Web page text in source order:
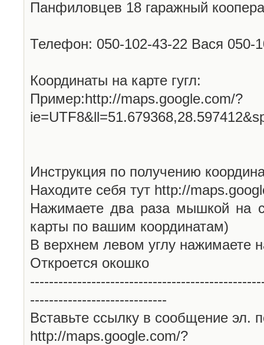
Панфиловцев 18 гаражный
Телефон: 050-102-43-22 Вася 050-
Координаты на карте гугл:
Пример:http://maps.google.com/?
Инструкция по получению
Находите себя тут http://
Нажимаете два раза мышкой на
карты по вашим координатам)
В верхнем левом углу нажимаете
Откроется окошко
-----------------------------
Вставьте ссылку в сообщение эл.
http://maps.google.com/?